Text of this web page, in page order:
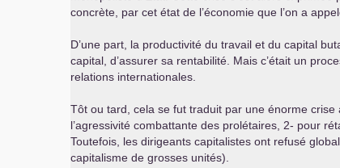
concrète, par cet état de l’économie que l’on a
D’une part, la productivité du travail et du capital
capital, d’assurer sa rentabilité. Mais c’était un
relations internationales.
Tôt ou tard, cela se fut traduit par une énorme
l’agressivité combattante des prolétaires, 2- pour
Toutefois, les dirigeants capitalistes ont refusé
capitalisme de grosses unités).